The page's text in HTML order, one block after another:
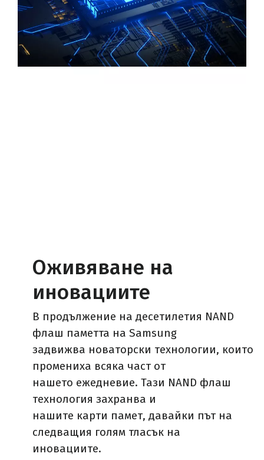
Оживяване на
иновациите
В продължение на десетилетия NAND
флаш паметта на Samsung
задвижва новаторски технологии, които
промениха всяка част от
нашето ежедневие. Тази NAND флаш
технология захранва и
нашите карти памет, давайки път на
следващия голям тласък на
иновациите.